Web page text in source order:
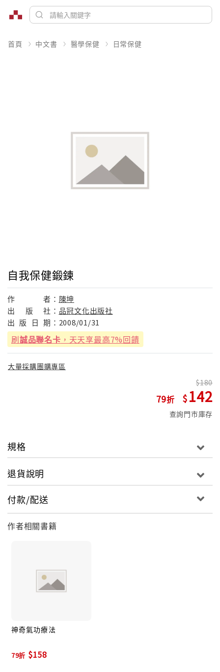
首頁 中文書 醫學保健 日常保健
自我保健鍛鍊
作 者： 陳坤
出
版 社： 品冠文化出版社
出 版 日 期： 2008/01/31
刷誠品聯名卡 ，天天享最高7%回饋
大量採購團購專區
79
180
142
查詢門市庫存
規格
退貨說明
付款/配送
作者相關書籍
神奇氣功療法
79折 $158